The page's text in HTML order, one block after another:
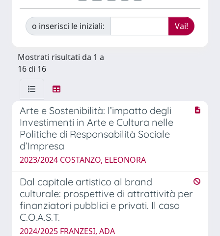
o inserisci le iniziali:
Mostrati risultati da 1 a
16 di 16
Arte e Sostenibilità: l’impatto degli
Investimenti in Arte e Cultura nelle
Politiche di Responsabilità Sociale
d’Impresa
2023/2024 COSTANZO, ELEONORA
Dal capitale artistico al brand
culturale: prospettive di attrattività per
finanziatori pubblici e privati. Il caso
C.O.A.S.T.
2024/2025 FRANZESI, ADA